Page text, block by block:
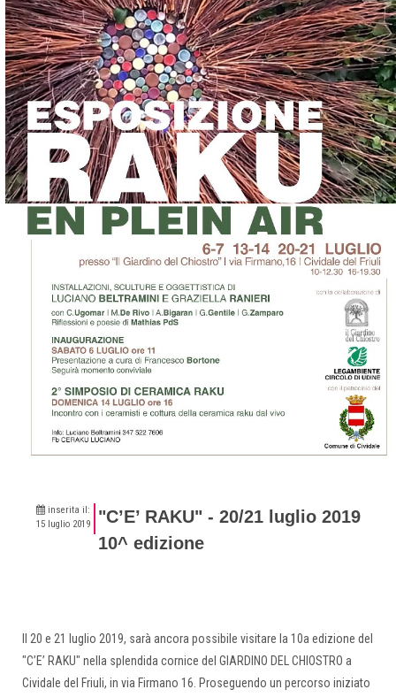
inserita il:
15 luglio 2019
"C’E’ RAKU" - 20/21 luglio 2019
10^ edizione
Il 20 e 21 luglio 2019, sarà ancora possibile visitare la 10a edizione del
"C’E’ RAKU" nella splendida cornice del GIARDINO DEL CHIOSTRO a
Cividale del Friuli, in via Firmano 16. Proseguendo un percorso iniziato